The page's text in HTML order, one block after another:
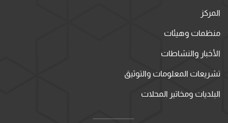
المركز
منظمات وهيئات
الأخبار والنشاطات
تشريعات المعلومات والتوثيق
البلديات ومخاتير المحلات